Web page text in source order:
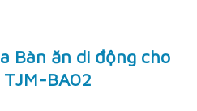
Bàn ăn di động cho
BA02